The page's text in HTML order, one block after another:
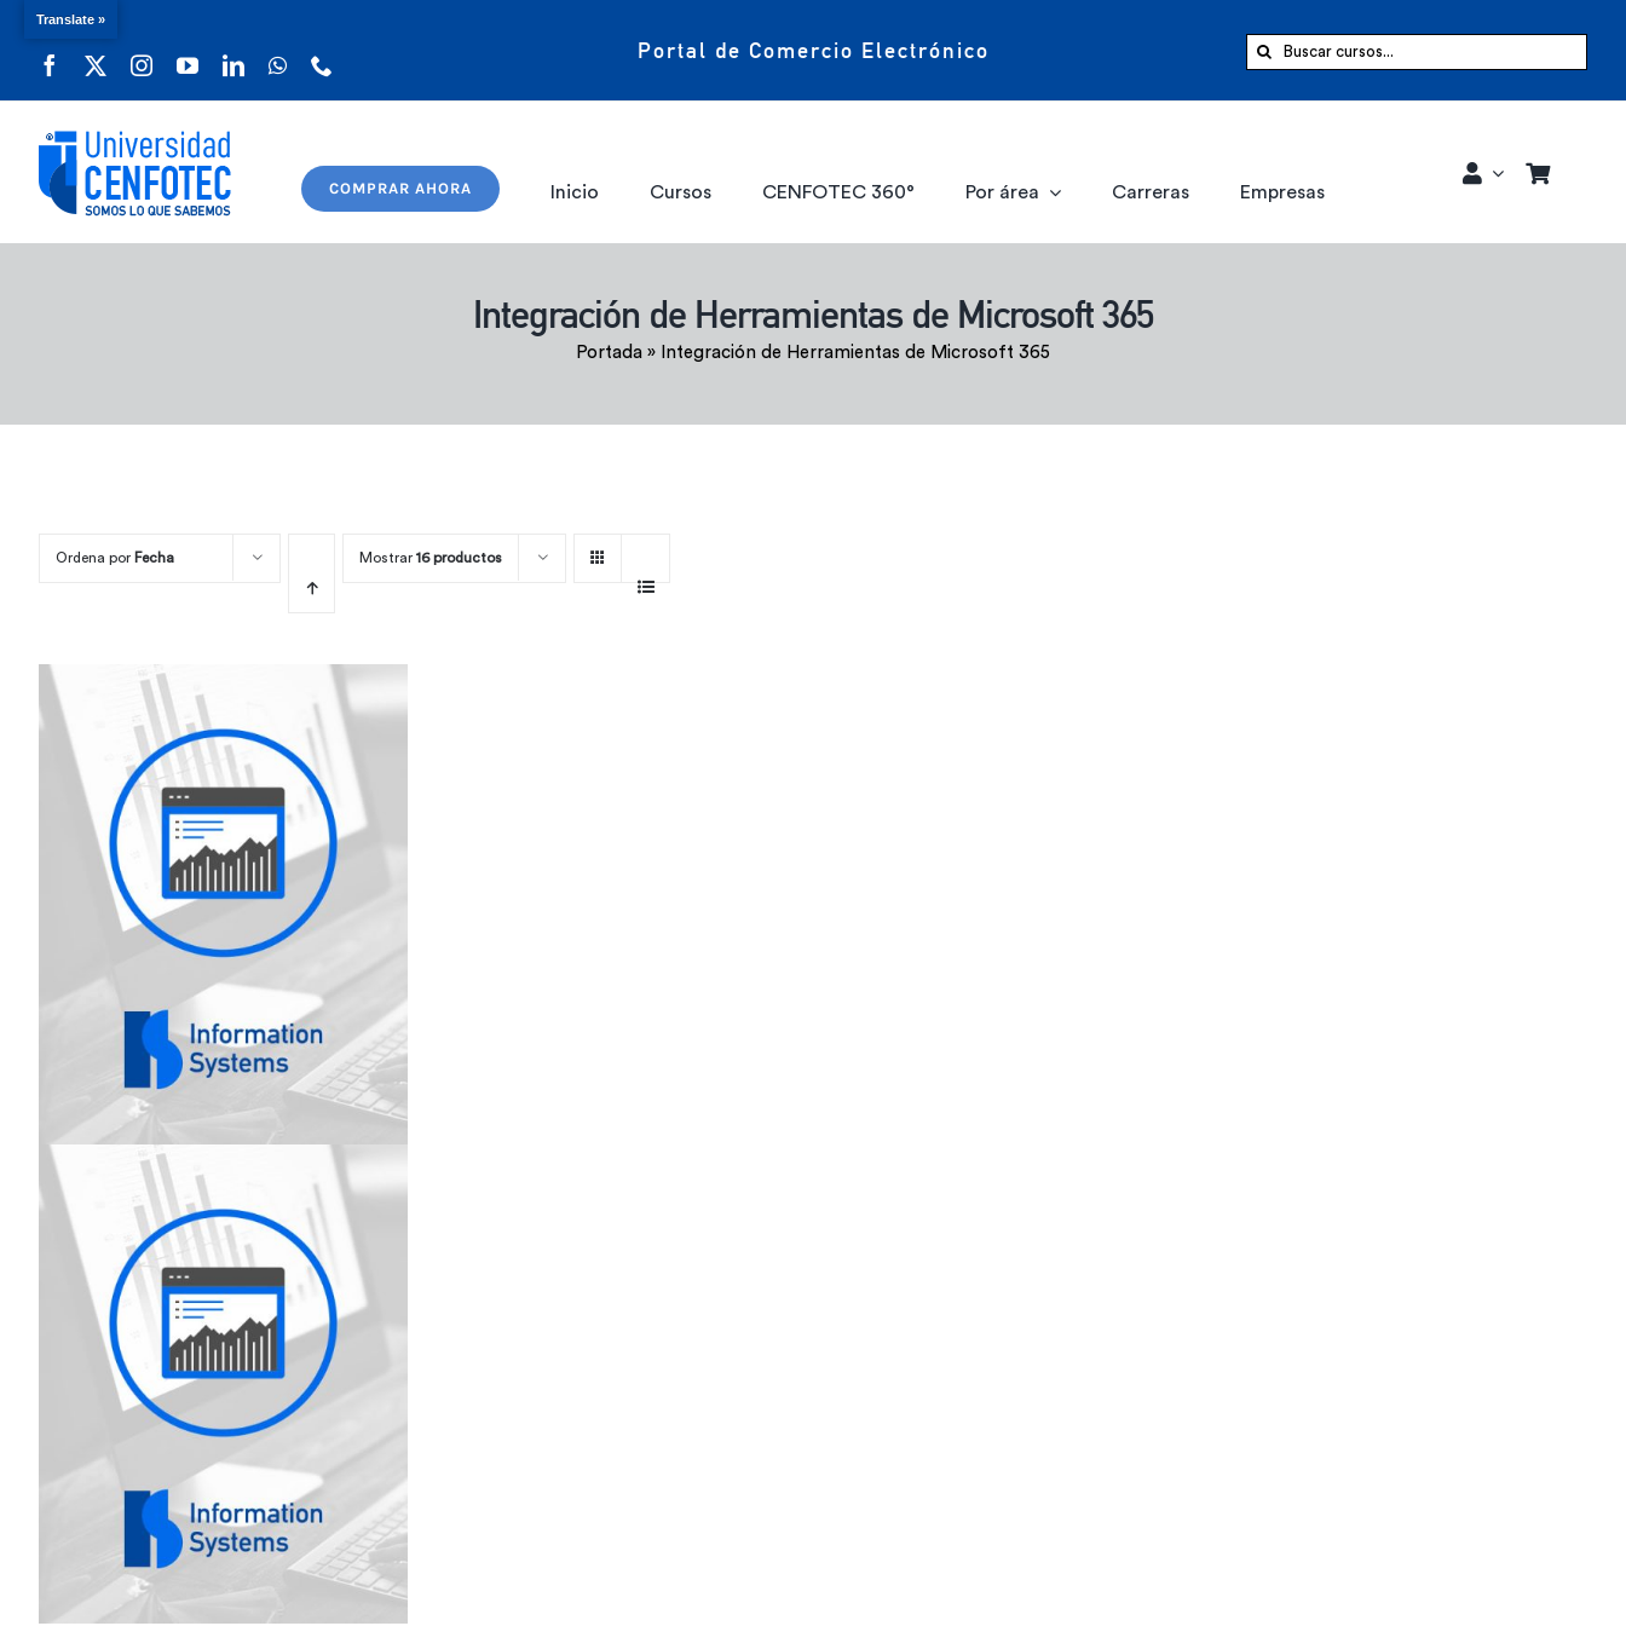
Portal de Comercio Electrónico Buscar:
COMPRAR AHORA Inicio Cursos CENFOTEC 360° Por área Carreras Empresas
Integración de Herramientas de Microsoft 365
Portada » Integración de Herramientas de Microsoft 365
Ordena por Fecha Mostrar 16 productos
Translate »